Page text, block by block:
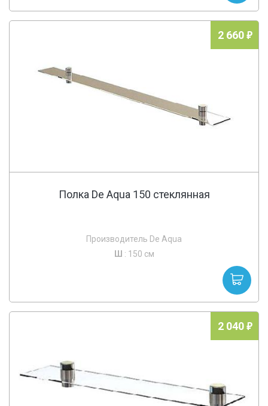
2 660
Полка De Aqua 150 стеклянная
Производитель De Aqua
Ш : 150 см
2 040